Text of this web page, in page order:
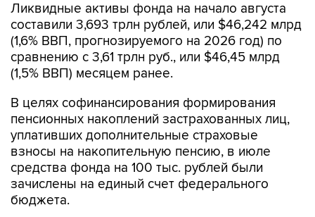
Ликвидные активы фонда на начало августа
составили 3,693 трлн рублей, или $46,242 млрд
(1,6% ВВП, прогнозируемого на 2026 год) по
сравнению с 3,61 трлн руб., или $46,45 млрд
(1,5% ВВП) месяцем ранее.
В целях софинансирования формирования
пенсионных накоплений застрахованных лиц,
уплативших дополнительные страховые
взносы на накопительную пенсию, в июле
средства фонда на 100 тыс. рублей были
зачислены на единый счет федерального
бюджета.